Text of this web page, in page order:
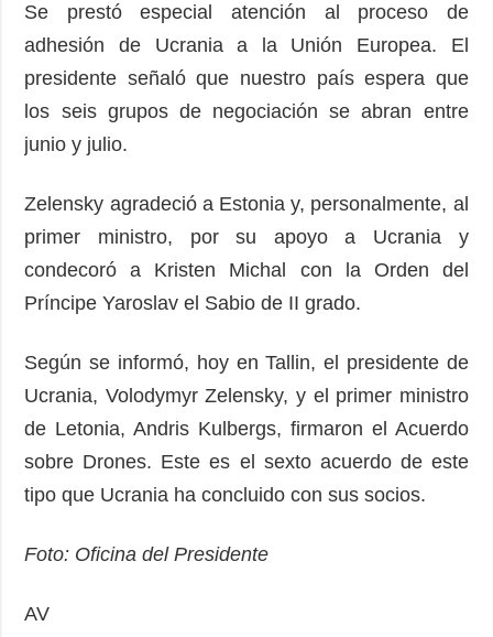
Se prestó especial atención al proceso de
adhesión de Ucrania a la Unión Europea. El
presidente señaló que nuestro país espera que
los seis grupos de negociación se abran entre
junio y julio.
Zelensky agradeció a Estonia y, personalmente, al
primer ministro, por su apoyo a Ucrania y
condecoró a Kristen Michal con la Orden del
Príncipe Yaroslav el Sabio de II grado.
Según se informó, hoy en Tallin, el presidente de
Ucrania, Volodymyr Zelensky, y el primer ministro
de Letonia, Andris Kulbergs, firmaron el Acuerdo
sobre Drones. Este es el sexto acuerdo de este
tipo que Ucrania ha concluido con sus socios.
Foto: Oficina del Presidente
AV